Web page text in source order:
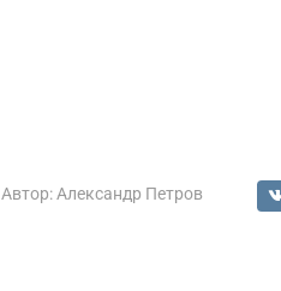
Автор: Александр Петров